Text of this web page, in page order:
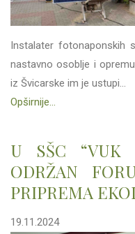
Instalater fotonaponskih
nastavno osoblje i
iz Švicarske im je ustupi...
Opširnije...
U SŠC “VUK
ODRŽAN
PRIPREMA
19.11.2024